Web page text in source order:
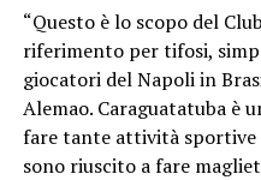
“Questo è lo scopo del
riferimento per tifosi,
giocatori del Napoli in
Alemao. Caraguatatuba è
fare tante attività sportive
sono riuscito a fare